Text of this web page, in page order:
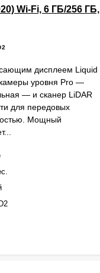
Wi-Fi, 6 ГБ/256 ГБ,
дисплеем Liquid
уровня Pro —
— и сканер LiDAR
для передовых
Мощный